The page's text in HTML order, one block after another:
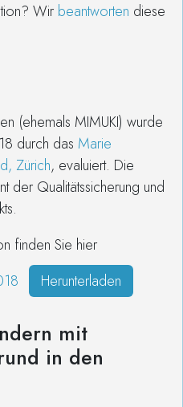
Wir beantworten diese
(ehemals MIMUKI) wurde
durch das Marie
Zürich, evaluiert. Die
der Qualitätssicherung und
finden Sie hier
Herunterladen
mit
in den